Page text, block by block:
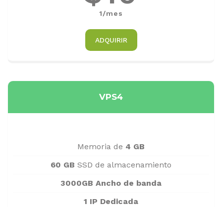
1/mes
ADQUIRIR
VPS4
Memoria de 4 GB
60 GB SSD de almacenamiento
3000GB Ancho de banda
1 IP Dedicada